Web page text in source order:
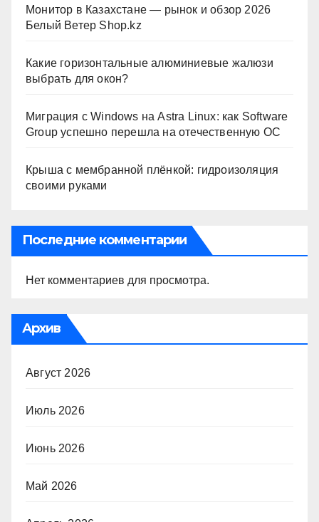
Монитор в Казахстане — рынок и обзор 2026
Белый Ветер Shop.kz
Какие горизонтальные алюминиевые жалюзи
выбрать для окон?
Миграция с Windows на Astra Linux: как Software
Group успешно перешла на отечественную ОС
Крыша с мембранной плёнкой: гидроизоляция
своими руками
Последние комментарии
Нет комментариев для просмотра.
Архив
Август 2026
Июль 2026
Июнь 2026
Май 2026